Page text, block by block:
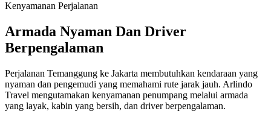
Kenyamanan Perjalanan
Armada Nyaman Dan Driver
Berpengalaman
Perjalanan Temanggung ke Jakarta membutuhkan kendaraan yang
nyaman dan pengemudi yang memahami rute jarak jauh. Arlindo
Travel mengutamakan kenyamanan penumpang melalui armada
yang layak, kabin yang bersih, dan driver berpengalaman.